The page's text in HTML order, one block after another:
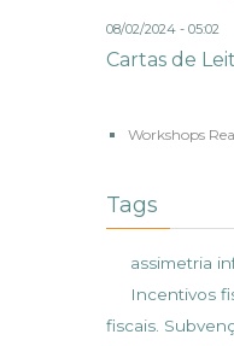
08/02/2024 - 05:02
Cartas de
Workshops
Tags
assimetria
Incentivos
fiscais.